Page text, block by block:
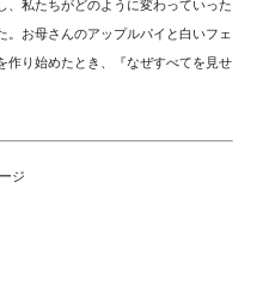
、私たちがどのように変わっていった
お母さんのアップルパイと白いフェ
作り始めたとき、『なぜすべてを見せ
ジ